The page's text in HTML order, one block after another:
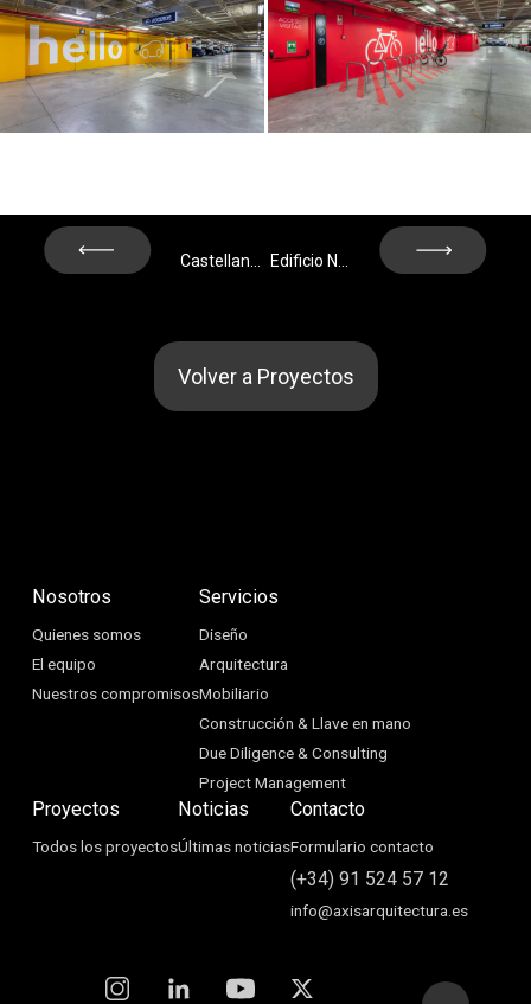
Prev
Next
Volver a Proyectos
Nosotros
Quienes somos
El equipo
Nuestros compromisos
Servicios
Diseño
Arquitectura
Mobiliario
Construcción & Llave en mano
Due Diligence & Consulting
Project Management
Proyectos
Todos los proyectos
Noticias
Últimas noticias
Contacto
Formulario contacto
(+34) 91 524 57 12
info@axisarquitectura.es